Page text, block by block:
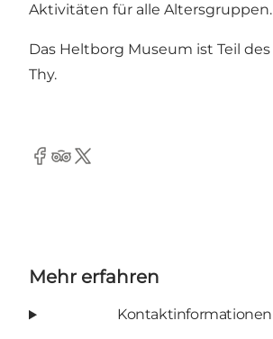
Aktivitäten für alle Altersgruppen.
Das Heltborg Museum ist Teil
Thy.
Facebook
TripAdvisor
Twitter
Mehr erfahren
Kontaktinformationen